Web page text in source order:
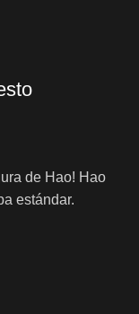
de Hao! Hao
estándar.